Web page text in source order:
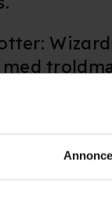
er skabt
om,
koblet til